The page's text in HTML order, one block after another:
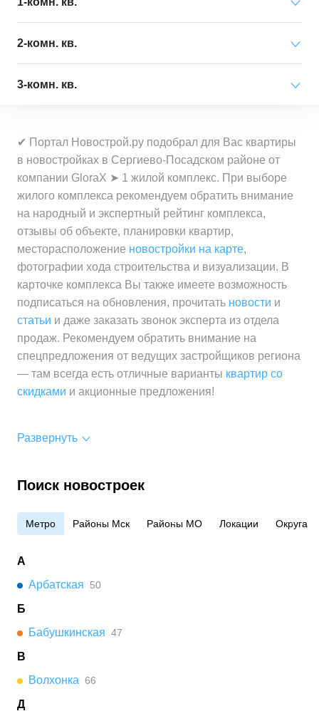
Средняя цена от 491 400 ₽
Минимальная цена от 2 445 000 ₽
Минимальная цена от 68 600 ₽
Средняя цена
за 1 м²
от 487 000 ₽
2-комн. кв.
Минимальная цена от 3 598 000 ₽
Средняя цена
за квартиру
от 36 276 000 ₽
Минимальная цена
за 1 м²
от 70 000 ₽
Средняя цена
за 1 м²
от 510 600 ₽
3-комн. кв.
за квартиру
Средняя цена
за квартиру
от 67 527 000 ₽
Минимальная цена
за 1 м²
Средняя цена
за 1 м²
от 604 500 ₽
✔ Портал Новострой.ру подобрал для Вас квартиры
в новостройках в Сергиево-Посадском районе от
компании GloraX ➤ 1 жилой комплекс. При выборе
жилого комплекса рекомендуем обратить внимание
на народный и экспертный рейтинг комплекса,
отзывы об объекте, планировки квартир,
месторасположение новостройки на карте,
фотографии хода строительства и визуализации. В
карточке комплекса Вы также имеете возможность
подписаться на обновления, прочитать новости и
статьи и даже заказать звонок эксперта из отдела
продаж. Рекомендуем обратить внимание на
спецпредложения от ведущих застройщиков региона
— там всегда есть отличные варианты квартир со
скидками и акционные предложения!
Развернуть
Поиск новостроек
Метро Районы Мск Районы МО Локации Округа
А
Арбатская
50
Б
Бабушкинская 47
В
Волхонка 66
Д